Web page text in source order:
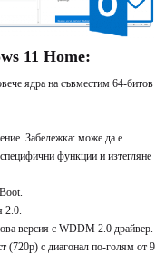
11 Home:
ядра на съвместим 64-битов
Забележка: може да е
функции и изтегляне
2.0.
версия с WDDM 2.0 драйвер.
(720p) с диагонал по-голям от 9